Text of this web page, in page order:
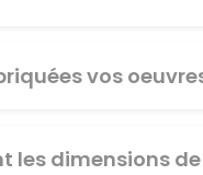
vos
les dimensions